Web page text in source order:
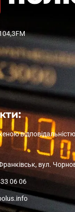
вул.
06 06